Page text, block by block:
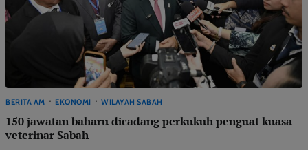
BERITA AM EKONOMI WILAYAH SABAH
150 jawatan baharu dicadang perkukuh penguat kuasa
veterinar Sabah